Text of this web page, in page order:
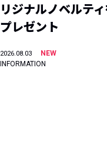
リジナルノベルテ
プレゼント
2026.08.03
NEW
INFORMATION